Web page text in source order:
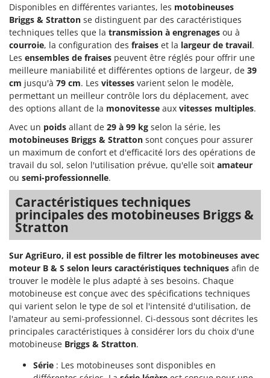
Troy-Bilt
U
Udor
Unger
V
Verdemax
Vesco
Volpi
W
Waldner
Weber
WIDU
Wiper EcoRobot
Wolf Garten
Wortex
Worx
Y Yard Force
Z
Zanon
Zephir
Disponibles en différentes variantes, les motobineuses
Briggs & Stratton se distinguent par des caractéristiques
techniques telles que la transmission à engrenages ou à
courroie, la configuration des fraises et la largeur de travail.
Les ensembles de fraises peuvent être réglés pour offrir une
meilleure maniabilité et différentes options de largeur, de 39
cm jusqu'à 79 cm. Les vitesses varient selon le modèle,
permettant un meilleur contrôle lors du déplacement, avec
des options allant de la monovitesse aux vitesses multiples.
Avec un poids allant de 29 à 99 kg selon la série, les
motobineuses Briggs & Stratton sont conçues pour assurer
un maximum de confort et d'efficacité lors des opérations de
travail du sol, selon l'utilisation prévue, qu'elle soit amateur
ou semi-professionnelle.
Caractéristiques techniques
principales des motobineuses Briggs &
Stratton
Sur AgriEuro, il est possible de filtrer les motobineuses avec
moteur B & S selon leurs caractéristiques techniques afin de
trouver le modèle le plus adapté à ses besoins. Chaque
motobineuse est conçue avec des spécifications techniques
qui varient selon le type de sol et l'intensité d'utilisation, de
l'amateur au semi-professionnel. Ci-dessous sont décrites les
principales caractéristiques à considérer lors du choix d'une
motobineuse Briggs & Stratton.
Série : Les motobineuses sont disponibles en